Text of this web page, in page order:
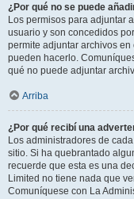
¿Por qué no se puede
Los permisos para adjuntar
usuario y son concedidos
permite adjuntar archivos
pueden hacerlo.
qué no puede adjuntar
Arriba
¿Por qué recibí una
Los administradores de
sitio. Si ha quebrantado
recuerde que esta es una
Limited no tiene nada que
Comuníquese con La